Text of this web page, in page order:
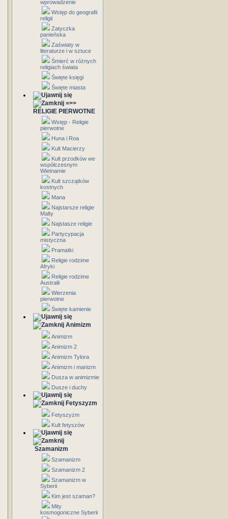
wprowadzenie
Wstęp do geografii
religii
Zatyczka
panieńska
Zaświaty w
literaturze i w sztuce
Śmierć w różnych
religiach świata
Święte księgi
Święte miasta
=>>
RELIGIE PIERWOTNE
Wstęp - Religie
pierwotne
Huna i Roa
Kult Macierzy
Kult przodków we
współczesnym
Wietnamie
Kult szczątków
kostnych
Mana
Najstarsze religie
Malty
Najstasze religie
Partycypacja
mistyczna
Pramatki
Religie rodzime
Afryki
Religie rodzime
Australii
Wierzenia
pierwotne
Święte kamienie
Animizm
Animizm
Animizm 2
Animizm Tylora
Animizm i manizm
Dusza w animizmie
Dusze i duchy
Fetyszyzm
Fetyszyzm
Kult fetyszów
Szamanizm
Szamanizm
Szamanizm 2
Szamanizm w
Syberii
Kim jest szaman?
Mity
kosmogoniczne Syberii